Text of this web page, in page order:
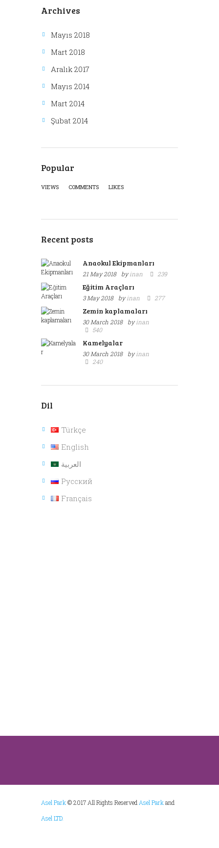
Archives
Mayıs 2018
Mart 2018
Aralık 2017
Mayıs 2014
Mart 2014
Şubat 2014
Popular
VIEWS COMMENTS LIKES
Recent posts
Anaokul Ekipmanları
21 May 2018 byinan 239
Eğitim Araçları
3 May 2018 byinan 277
Zemin kaplamaları
30 March 2018 byinan
540
Kamelyalar
30 March 2018 byinan
240
Dil
Türkçe
English
العربية
Русский
Français
Asel Park© 2017 All Rights ReservedAsel Parkand
Asel LTD.